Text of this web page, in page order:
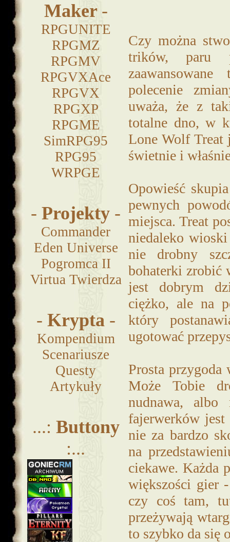
Maker -
RPGUNITE
RPGMZ
RPGMV
RPGVXAce
RPGVX
RPGXP
RPGME
SimRPG95
RPG95
WRPGE
-Projekty -
Commander
Eden Universe
Pogromca II
Virtua Twierdza
- Krypta -
Kompendium
Scenariusze
Questy
Artykuły
...: Buttony
:...
Czy można
trików, paru
polecenie
uważa, że z
totalne dno, w
Lone Wolf Treat
świetnie i
Opowieść
pewnych
miejsca. Treat
niedaleko
nie drobny
bohaterki zrobić
jest dobrym
ciężko, ale na
który
ugotować
Prosta
Może Tobie
nudnawa,
fajerwerków jest
nie za bardzo
na
ciekawe. Każda
większości gier
czy coś tam,
przeżywają
to szybko da się